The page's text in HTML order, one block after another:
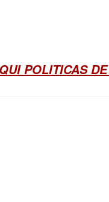
POLITICAS